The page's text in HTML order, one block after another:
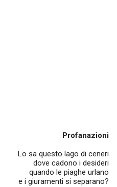
Profanazioni
Lo sa questo lago di ceneri
dove cadono i desideri
quando le piaghe urlano
e i giuramenti si separano?